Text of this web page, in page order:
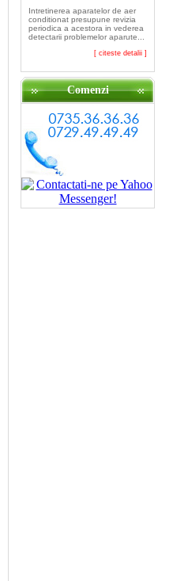
Intretinerea aparatelor de aer
conditionat presupune revizia
periodica a acestora in vederea
detectarii problemelor aparute...
[ citeste detalii ]
Comenzi